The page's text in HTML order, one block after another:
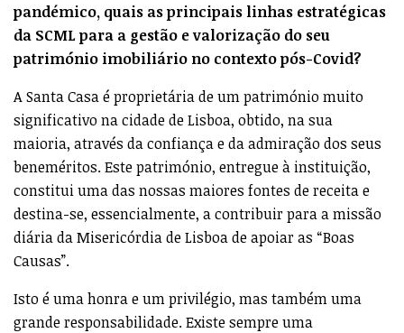
pandémico, quais as principais linhas estratégicas
da SCML para a gestão e valorização do seu
património imobiliário no contexto pós-Covid?
A Santa Casa é proprietária de um património muito
significativo na cidade de Lisboa, obtido, na sua
maioria, através da confiança e da admiração dos seus
beneméritos. Este património, entregue à instituição,
constitui uma das nossas maiores fontes de receita e
destina-se, essencialmente, a contribuir para a missão
diária da Misericórdia de Lisboa de apoiar as “Boas
Causas”.
Isto é uma honra e um privilégio, mas também uma
grande responsabilidade. Existe sempre uma